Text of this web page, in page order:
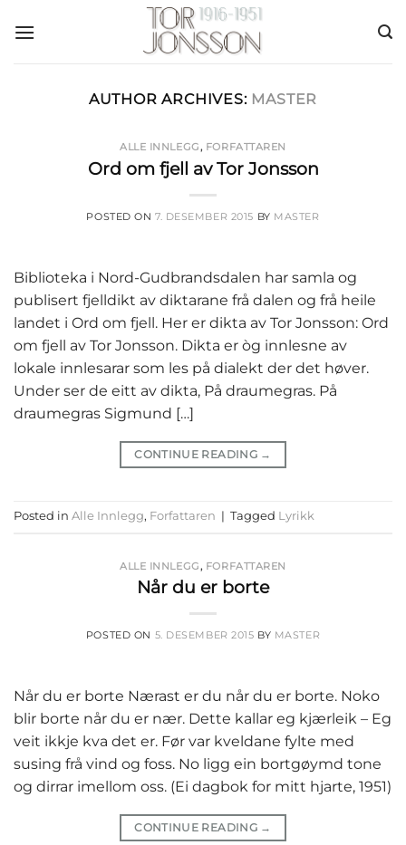
AUTHOR ARCHIVES: MASTER
ALLE INNLEGG, FORFATTAREN
Ord om fjell av Tor Jonsson
POSTED ON 7. DESEMBER 2015 BY MASTER
Biblioteka i Nord-Gudbrandsdalen har samla og
publisert fjelldikt av diktarane frå dalen og frå heile
landet i Ord om fjell. Her er dikta av Tor Jonsson: Ord
om fjell av Tor Jonsson. Dikta er òg innlesne av
lokale innlesarar som les på dialekt der det høver.
Under ser de eitt av dikta, På draumegras. På
draumegras Sigmund […]
CONTINUE READING →
Posted in Alle Innlegg, Forfattaren | Tagged Lyrikk
ALLE INNLEGG , FORFATTAREN
Når du er borte
POSTED ON 5. DESEMBER 2015 BY MASTER
Når du er borte Nærast er du når du er borte. Noko
blir borte når du er nær. Dette kallar eg kjærleik – Eg
veit ikkje kva det er. Før var kveldane fylte med
susing frå vind og foss. No ligg ein bortgøymd tone
og dirrar imellom oss. (Ei dagbok for mitt hjarte, 1951)
CONTINUE READING →